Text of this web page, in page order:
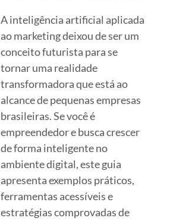
A inteligência artificial aplicada
ao marketing deixou de ser um
conceito futurista para se
tornar uma realidade
transformadora que está ao
alcance de pequenas empresas
brasileiras. Se você é
empreendedor e busca crescer
de forma inteligente no
ambiente digital, este guia
apresenta exemplos práticos,
ferramentas acessíveis e
estratégias comprovadas de